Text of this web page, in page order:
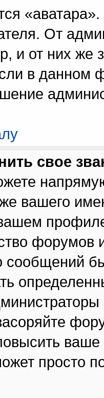
От
и от них же
в данном
свое
вашего
форумов
сообщений
просто